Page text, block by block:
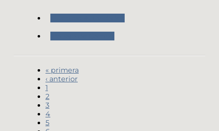
« primera
‹ anterior
1
2
3
4
5